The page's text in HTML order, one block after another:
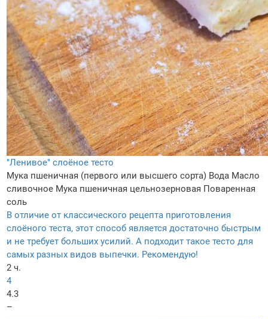
"Ленивое" слоёное тесто
Мука пшеничная (первого или высшего сорта) Вода Масло
сливочное Мука пшеничная цельнозерновая Поваренная
соль
В отличие от классического рецепта приготовления
слоёного теста, этот способ является достаточно быстрым
и не требует больших усилий. А подходит такое тесто для
самых разных видов выпечки. Рекомендую!
2 ч.
4
4.3
–